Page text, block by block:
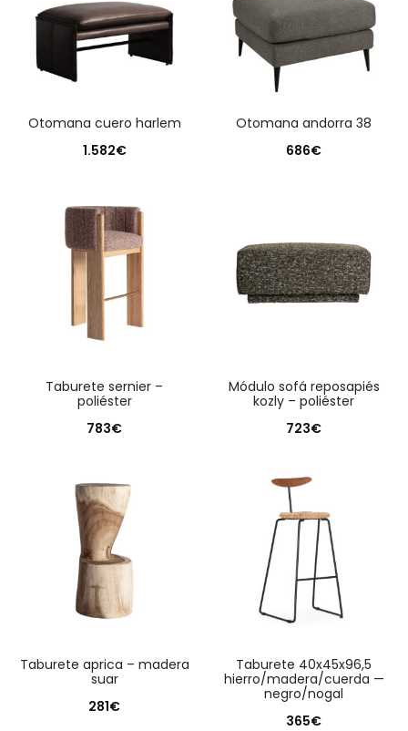
otomana cuero harlem
1.582€
otomana andorra 38
686€
taburete sernier –
poliéster
783€
módulo sofá reposapiés
kozly – poliéster
723€
taburete aprica – madera
suar
281€
taburete 40x45x96,5
hierro/madera/cuerda —
negro/nogal
365€